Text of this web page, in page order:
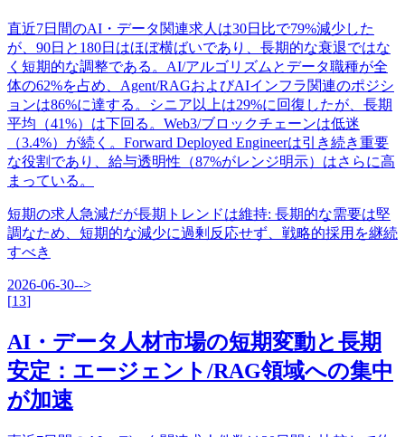
直近7日間のAI・データ関連求人は30日比で79%減少した
が、90日と180日はほぼ横ばいであり、長期的な衰退ではな
く短期的な調整である。AI/アルゴリズムとデータ職種が全
体の62%を占め、Agent/RAGおよびAIインフラ関連のポジシ
ョンは86%に達する。シニア以上は29%に回復したが、長期
平均（41%）は下回る。Web3/ブロックチェーンは低迷
（3.4%）が続く。Forward Deployed Engineerは引き続き重要
な役割であり、給与透明性（87%がレンジ明示）はさらに高
まっている。
短期の求人急減だが長期トレンドは維持: 長期的な需要は堅
調なため、短期的な減少に過剰反応せず、戦略的採用を継続
すべき
2026-06-30-->
[13]
AI・データ人材市場の短期変動と長期
安定：エージェント/RAG領域への集中
が加速